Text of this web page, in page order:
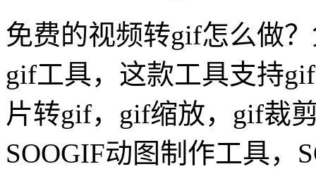
免费的视频转gif怎么做
gif工具，这款工具支持
片转gif，gif缩放，gif裁
SOOGIF动图制作工具，